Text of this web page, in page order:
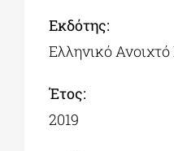
Εκδότης:
Ελληνικό
Έτος:
2019